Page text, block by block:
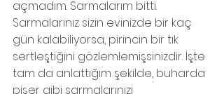
açmadım. Sarmalarım bitti.
Sarmalarınız sizin evinizde bir kaç
gün kalabiliyorsa, pirincin bir tık
sertleştiğini gözlemlemişsinizdir. İşte
tam da anlattığım şekilde, buharda
pişer gibi sarmalarınızı